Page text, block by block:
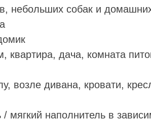
небольших собак и
квартира, дача, комната
возле дивана, кровати,
мягкий наполнитель в